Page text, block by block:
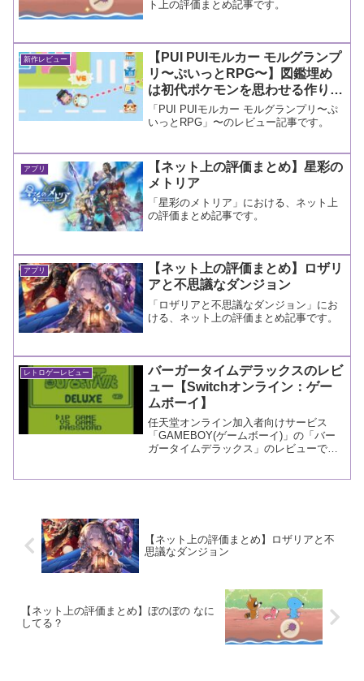
ト上の評価まとめ記事です。
新作レビュー
【PUI PUIモルカー モルグランプ
リ〜ぷいっとRPG〜】図鑑埋め
は初代ポケモンを思わせる作りだ
し、キッズの漢字学習にはいいか
も【レビュー】
「PUI PUIモルカー モルグランプリ〜ぷ
いっとRPG」〜のレビュー記事です。
アプリ
【ネット上の評価まとめ】星彩の
メトリア
「星彩のメトリア」における、ネット上
の評価まとめ記事です。
アプリ
【ネット上の評価まとめ】ロザリ
アと不思議なダンジョン
「ロザリアと不思議なダンジョン」にお
ける、ネット上の評価まとめ記事です。
レトロゲーレビュー
バーガータイムデラックスのレビ
ュー【Switchオンライン：ゲー
ムボーイ】
任天堂オンライン加入者向けサービス
「GAMEBOY(ゲームボーイ)」の「バー
ガータイムデラックス」のレビューで
【ネット上の評価まとめ】ロザリアと不
思議なダンジョン
【ネット上の評価まとめ】ぼのぼの なに
してる？